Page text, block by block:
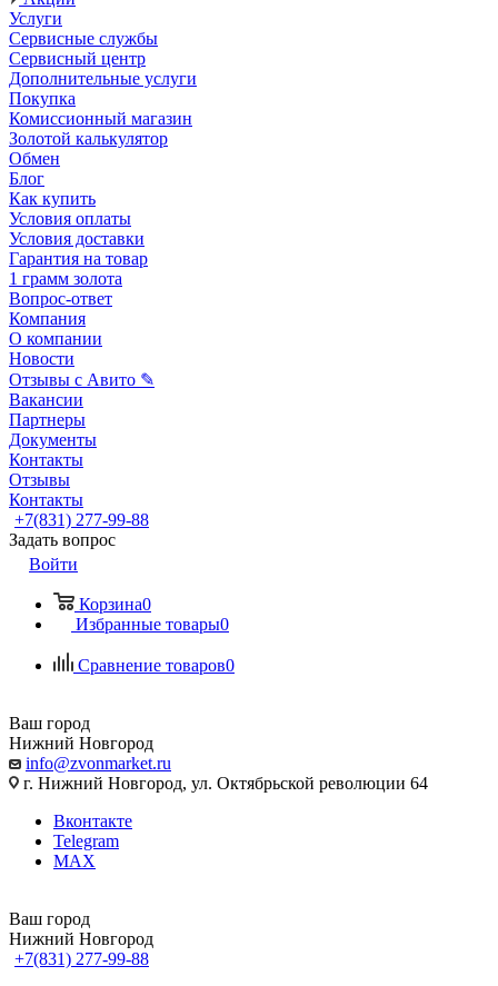
Услуги
Сервисные службы
Сервисный центр
Дополнительные услуги
Покупка
Комиссионный магазин
Золотой калькулятор
Обмен
Блог
Как купить
Условия оплаты
Условия доставки
Гарантия на товар
1 грамм золота
Вопрос-ответ
Компания
О компании
Новости
Отзывы с Авито ✎
Вакансии
Партнеры
Документы
Контакты
Отзывы
Контакты
+7(831) 277-99-88
Задать вопрос
Войти
Корзина0
Избранные товары0
Сравнение товаров0
Ваш город
Нижний Новгород
info@zvonmarket.ru
г. Нижний Новгород, ул. Октябрьской революции 64
Вконтакте
Telegram
MAX
Ваш город
Нижний Новгород
+7(831) 277-99-88